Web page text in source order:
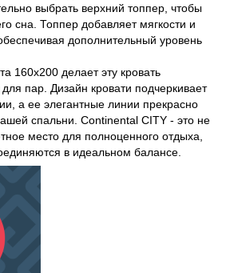
выбрать верхний топпер, чтобы
сна. Топпер добавляет мягкости и
дополнительный уровень
160x200 делает эту кровать
пар. Дизайн кровати подчеркивает
а ее элегантные линии прекрасно
спальни. Continental CITY - это не
место для полноценного отдыха,
в идеальном балансе.